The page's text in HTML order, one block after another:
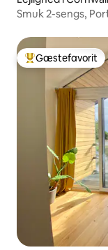
Smuk 2-sengs,
Bedste
Gæstefavorit